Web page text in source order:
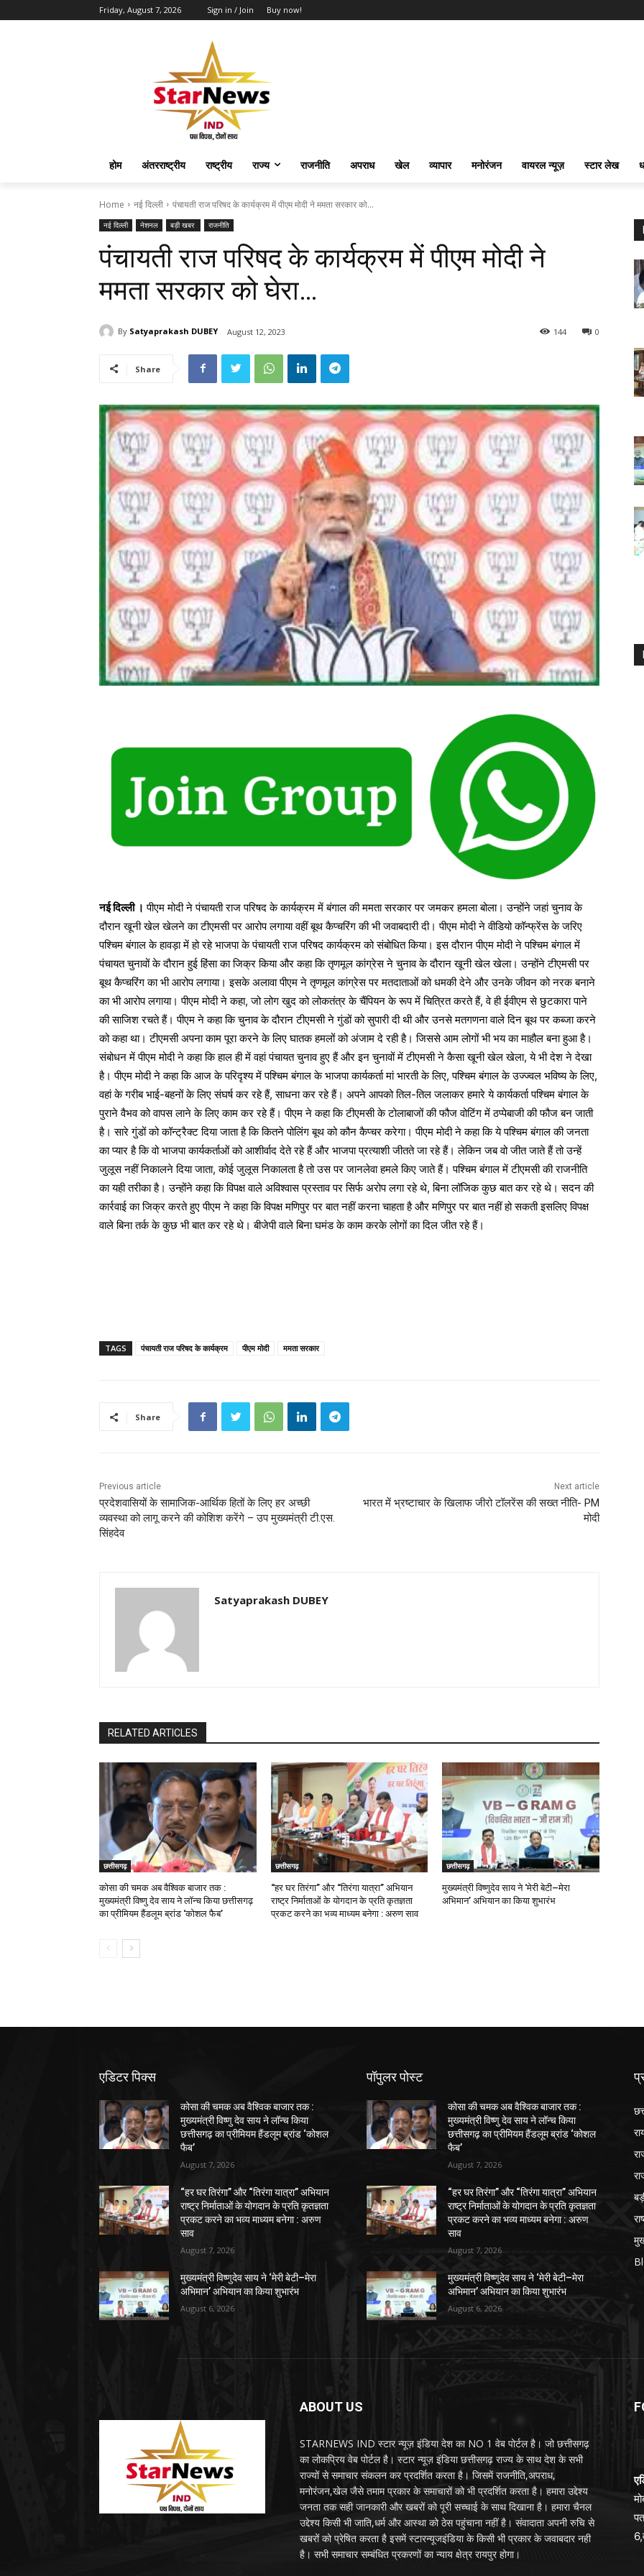
Friday, August 7, 2026 Sign in / Join Buy now!
होम अंतरराष्ट्रीय राष्ट्रीय राज्य राजनीति अपराध खेल व्यापार मनोरंजन वायरल न्यूज़ स्टार लेख
Home नई दिल्ली पंचायती राज प‎‎रिषद के कार्यक्रम में पीएम मोदी ने ममता सरकार को...
नई दिल्ली नेशनल बड़ी खबर राजनीति
पंचायती राज प‎‎रिषद के कार्यक्रम में पीएम मोदी ने
ममता सरकार को घेरा…
By Satyaprakash DUBEY August 12, 2023 0
144
Share
नई दिल्ली । पीएम मोदी ने पंचायती राज प‎‎रिषद के कार्यक्रम में बंगाल की ममता सरकार पर जमकर हमला बोला। उन्होंने जहां चुनाव के
दौरान खूनी खेल खेलने का टीएमसी पर आरोप लगाया वहीं बूथ कैप्च‎रिंग की भी जवाबदारी दी। पीएम मोदी ने वीडियो कॉन्फ्रेंस के जरिए
पश्चिम बंगाल के हावड़ा में हो रहे भाजपा के पंचायती राज परिषद कार्यक्रम को संबोधित ‎किया। इस दौरान पीएम मोदी ने पश्चिम बंगाल में
पंचायत चुनावों के दौरान हुई हिंसा का जिक्र किया और कहा कि तृणमूल कांग्रेस ने चुनाव के दौरान खूनी खेल खेला। उन्होंने टीएमसी पर
बूथ कैप्चरिंग का भी आरोप लगाया। इसके अलावा पीएम ने तृणमूल कांग्रेस पर मतदाताओं को धमकी देने और उनके जीवन को नरक बनाने
का भी आरोप लगाया। पीएम मोदी ने कहा, जो लोग खुद को लोकतंत्र के चैंपियन के रूप में चित्रित करते हैं, वे ही ईवीएम से छुटकारा पाने
की साजिश रचते हैं। पीएम ने कहा ‎कि चुनाव के दौरान टीएमसी ने गुंडों को सुपारी दी थी और उनसे मतगणना वाले दिन बूथ पर कब्जा करने
को कहा था। टीएमसी अपना काम पूरा करने के लिए घातक हमलों को अंजाम दे रही है। ‎जिससे आम लोगों भी भय का माहौल बना हुआ है।
संबोधन में पीएम मोदी ने कहा कि हाल ही में वहां पंचायत चुनाव हुए हैं और इन चुनावों में टीएमसी ने कैसा खूनी खेल खेला, ये भी देश ने देखा
है। पीएम मोदी ने कहा ‎कि आज के परिदृश्य में पश्चिम बंगाल के भाजपा कार्यकर्ता मां भारती के लिए, पश्चिम बंगाल के उज्ज्वल भविष्य के लिए,
वहां के गरीब भाई-बहनों के लिए संघर्ष कर रहे हैं, साधना कर रहे हैं। अपने आपको तिल-तिल जलाकर हमारे ये कार्यकर्ता पश्चिम बंगाल के
पुराने वैभव को वापस लाने के लिए काम कर रहे हैं। पीएम ने कहा ‎कि टीएमसी के टोलाबाजों की फौज वोटिंग में ठप्पेबाजी की फौज बन जाती
है। सारे गुंडों को कॉन्ट्रैक्ट दिया जाता है कि कितने पोलिंग बूथ को कौन कैप्चर करेगा। पीएम मोदी ने कहा ‎कि ये पश्चिम बंगाल की जनता
का प्यार है कि वो भाजपा कार्यकर्ताओं को आशीर्वाद देते रहे हैं और भाजपा प्रत्याशी जीतते जा रहे हैं। लेकिन जब वो जीत जाते हैं तो उन्हें
जुलूस नहीं निकालने दिया जाता, कोई जुलूस निकालता है तो उस पर जानलेवा हमले किए जाते हैं। पश्चिम बंगाल में टीएमसी की राजनीति
का यही तरीका है। उन्होंने कहा कि विपक्ष वाले अविश्वास प्रस्ताव पर सिर्फ अरोप लगा रहे थे, बिना लॉजिक कुछ बात कर रहे थे। सदन की
कार्रवाई का ‎जिक्र करते हुए पीएम ने कहा ‎कि विपक्ष मणिपुर पर बात नहीं करना चाहता है और मणिपुर पर बात नहीं हो सकती इसलिए विपक्ष
वाले बिना तर्क के कुछ भी बात कर रहे थे। बीजेपी वाले बिना घमंड के काम करके लोगों का दिल जीत रहे हैं।
TAGS पंचायती राज प‎‎रिषद के कार्यक्रम पीएम मोदी ममता सरकार
Share
Previous article
प्रदेशवासियों के सामाजिक-आर्थिक हितों के लिए हर अच्छी
व्यवस्था को लागू करने की कोशिश करेंगे – उप मुख्यमंत्री टी.एस.
सिंहदेव
Next article
भारत में भ्रष्टाचार के खिलाफ जीरो टॉलरेंस की सख्त नीति- PM
मोदी
Satyaprakash DUBEY
RELATED ARTICLES
छत्तीसगढ़
कोसा की चमक अब वैश्विक बाजार तक :
मुख्यमंत्री विष्णु देव साय ने लॉन्च किया छत्तीसगढ़
का प्रीमियम हैंडलूम ब्रांड ‘कोशल फैब’
छत्तीसगढ़
“हर घर तिरंगा” और “तिरंगा यात्रा” अभियान
राष्ट्र निर्माताओं के योगदान के प्रति कृतज्ञता
प्रकट करने का भव्य माध्यम बनेगा : अरुण साव
छत्तीसगढ़
मुख्यमंत्री विष्णुदेव साय ने ‘मेरी बेटी–मेरा
अभिमान’ अभियान का किया शुभारंभ
एडिटर पिक्स
कोसा की चमक अब वैश्विक बाजार तक :
मुख्यमंत्री विष्णु देव साय ने लॉन्च किया
छत्तीसगढ़ का प्रीमियम हैंडलूम ब्रांड ‘कोशल
फैब’
August 7, 2026
“हर घर तिरंगा” और “तिरंगा यात्रा” अभियान
राष्ट्र निर्माताओं के योगदान के प्रति कृतज्ञता
प्रकट करने का भव्य माध्यम बनेगा : अरुण
साव
August 7, 2026
मुख्यमंत्री विष्णुदेव साय ने ‘मेरी बेटी–मेरा
अभिमान’ अभियान का किया शुभारंभ
August 6, 2026
पॉपुलर पोस्ट
कोसा की चमक अब वैश्विक बाजार तक :
मुख्यमंत्री विष्णु देव साय ने लॉन्च किया
छत्तीसगढ़ का प्रीमियम हैंडलूम ब्रांड ‘कोशल
फैब’
August 7, 2026
“हर घर तिरंगा” और “तिरंगा यात्रा” अभियान
राष्ट्र निर्माताओं के योगदान के प्रति कृतज्ञता
प्रकट करने का भव्य माध्यम बनेगा : अरुण
साव
August 7, 2026
मुख्यमंत्री विष्णुदेव साय ने ‘मेरी बेटी–मेरा
अभिमान’ अभियान का किया शुभारंभ
August 6, 2026
ABOUT US
STARNEWS IND स्टार न्यूज़ इंडिया देश का NO 1 वेब पोर्टल है। जो छत्तीसगढ़
का लोकप्रिय वेब पोर्टल है। स्टार न्यूज़ इंडिया छत्तीसगढ़ राज्य के साथ देश के सभी
राज्यों से समाचार संकलन कर प्रदर्शित करता है। जिसमें राजनीति,अपराध,
मनोरंजन,खेल जैसे तमाम प्रकार के समाचारों को भी प्रदर्शित करता है। हमारा उद्देश्य
जनता तक सही जानकारी और खबरों को पूरी सच्चाई के साथ दिखाना है। हमारा चैनल
उद्देश्य किसी भी जाति,धर्म और आस्था को ठेस पहुंचाना नहीं है। संवादाता अपनी रुचि से
खबरों को प्रेषित करता है इसमें स्टारन्यूजइंडिया के किसी भी प्रकार के जवाबदार नही
है। सभी समाचार सम्बंधित प्रकरणों का न्याय क्षेत्र रायपुर होगा।